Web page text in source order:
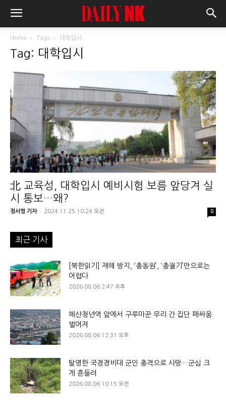
Home Tags 대학입시
Tag: 대학입시
北 교육성, 대학입시 예비시험 보름 앞당겨 실
시 통보…왜?
정서영 기자 - 2024.11.25 10:24 오전 0
최근 기사
[북한읽기] 재해 방지, ‘총동원’, ‘총궐기’만으로는
어렵다
2026.08.06 2:47 오후
혜산청년역 앞에서 구루마꾼 무리 간 집단 패싸움
벌어져
2026.08.06 12:31 오후
탈영한 국경경비대 군인 총격으로 사망…군심 크
게 흔들려
2026.08.06 10:15 오전